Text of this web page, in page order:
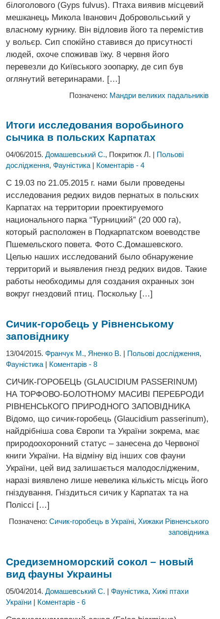
білоголового (Gyps fulvus). Птаха виявив місцевий
мешканець Микола Іванович Добровольський у
власному курнику. Він відловив його та перемістив
у вольєр. Сип спокійно ставився до присутності
людей, охоче споживав їжу. 8 червня його
перевезли до Київського зоопарку, де сип був
оглянутий ветеринарами. […]
Позначено: Мандри великих падальників
Итоги исследования воробьиного
сычика в польских Карпатах
04/06/2015. Домашевський С., Покритюк Л. | Польові
дослідження, Фауністика | Коментарів - 4
С 19.03 по 21.05.2015 г. нами были проведены
исследования редких видов пернатых в польских
Карпатах на территории проектируемого
национального парка “Турницкий” (20 000 га),
который расположен в Подкарпатском воеводстве
Пшемельского повета. Фото С.Домашевского.
Целью наших исследований было обнаружение
территорий и выявления гнезд редких видов. Такие
работы необходимы для создания охранных зон
вокруг гнездовий птиц. Поскольку […]
Сичик-горобець у Рівненському
заповіднику
13/04/2015. Франчук М., Яненко В. | Польові дослідження,
Фауністика | Коментарів - 8
СИЧИК-ГОРОБЕЦЬ (GLAUCIDIUM PASSERINUM)
НА ТОРФОВО-БОЛОТНОМУ МАСИВІ ПЕРЕБРОДИ
РІВНЕНСЬКОГО ПРИРОДНОГО ЗАПОВІДНИКА
Відомо, що сичик-горобець (Glaucidium passerinum),
найдрібніша сова Європи та України зокрема, має
природоохоронний статус – занесена до Червоної
книги України. На відміну від інших сов фауни
України, цей вид залишається малодослідженим,
наразі виявлено лише невелика кількість місць його
гніздування. Гніздиться сичик у Карпатах та на
Поліссі […]
Позначено:Сичик-горобець в Україні,Хижаки Рівненського
заповідника
Средиземноморский сокол – новый
вид фауны Украины
05/04/2014. Домашевський С. | Фауністика, Хижі птахи
України | Коментарів - 6